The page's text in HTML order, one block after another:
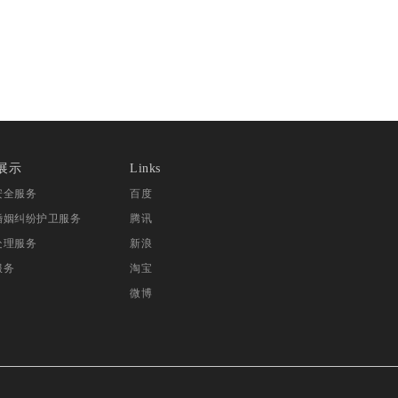
示
全服务
姻纠纷护卫服务
理服务
务
Links
百度
腾讯
新浪
淘宝
微博